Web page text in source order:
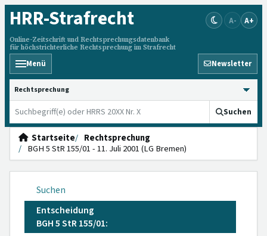
HRR-Strafrecht
Online-Zeitschrift und Rechtsprechungsdatenbank
für höchstrichterliche Rechtsprechung im Strafrecht
A- A+
Menü Newsletter
HRRS durchsuchen
Suchen
Startseite
Rechtsprechung
BGH 5 StR 155/01 - 11. Juli 2001 (LG Bremen)
Suchen
Entscheidung
BGH 5 StR 155/01: